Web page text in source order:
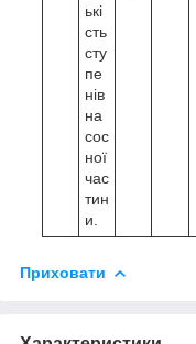
ькі
сть
сту
пе
нів
на
сос
ної
час
тин
и.
Приховати